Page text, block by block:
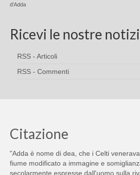
d'Adda
Ricevi le nostre
RSS - Articoli
RSS - Commenti
Citazione
"Adda è nome di dea, che i Celti
fiume modificato a immagine e
secolarmente espresse dall'uomo sulla